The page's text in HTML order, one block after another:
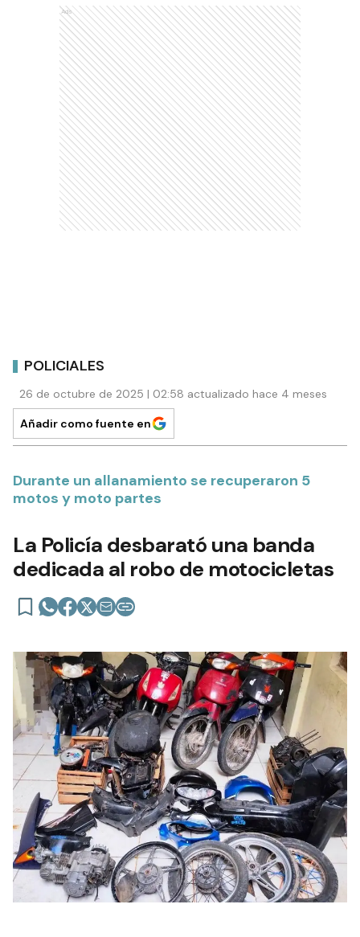
Ads
POLICIALES
26 de octubre de 2025 | 02:58 actualizado hace 4 meses
Añadir como fuente en
Durante un allanamiento se recuperaron 5
motos y moto partes
La Policía desbarató una banda
dedicada al robo de motocicletas